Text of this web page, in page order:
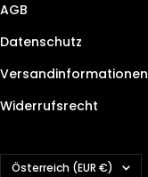
AGB
Datenschutz
Versandinformationen
Widerrufsrecht
Land/Region
Österreich (EUR €)